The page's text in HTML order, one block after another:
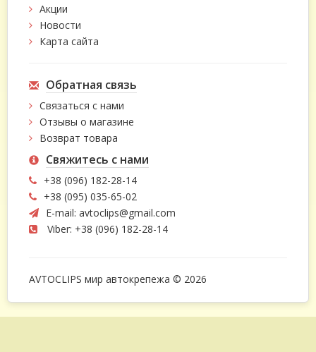
Акции
Новости
Карта сайта
Обратная связь
Связаться с нами
Отзывы о магазине
Возврат товара
Свяжитесь с нами
+38 (096) 182-28-14
+38 (095) 035-65-02
E-mail: avtoclips@gmail.com
Viber: +38 (096) 182-28-14
AVTOCLIPS мир автокрепежа © 2026